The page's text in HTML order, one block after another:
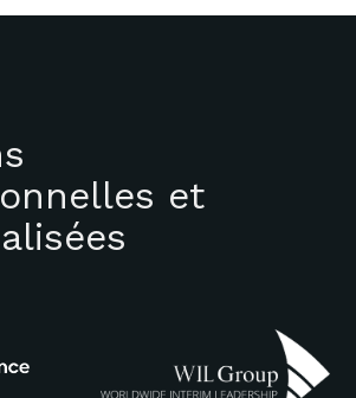
et